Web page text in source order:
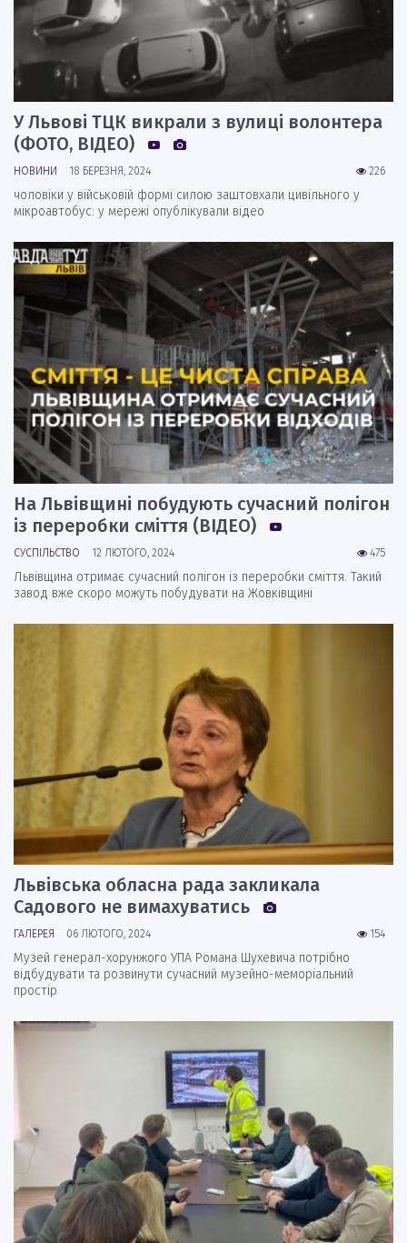
У Львові ТЦК викрали з вулиці волонтера
(ФОТО, ВІДЕО)
226
НОВИНИ 18 БЕРЕЗНЯ, 2024
чоловіки у військовій формі силою заштовхали цивільного у
мікроавтобус: у мережі опублікували відео
На Львівщині побудують сучасний полігон
із переробки сміття (ВІДЕО)
475
СУСПІЛЬСТВО 12 ЛЮТОГО, 2024
Львівщина отримає сучасний полігон із переробки сміття. Такий
завод вже скоро можуть побудувати на Жовківщині
Львівська обласна рада закликала
Садового не вимахуватись
154
ГАЛЕРЕЯ 06 ЛЮТОГО, 2024
Музей генерал-хорунжого УПА Романа Шухевича потрібно
відбудувати та розвинути сучасний музейно-меморіальний
простір